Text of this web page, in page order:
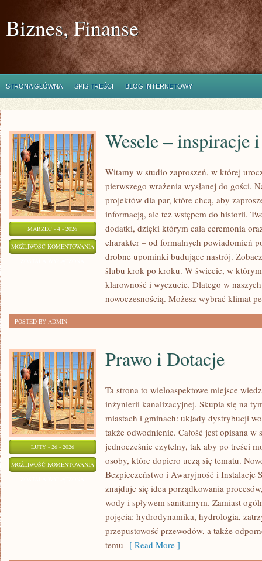
Biznes, Finanse
STRONA GŁÓWNA SPIS TREŚCI BLOG INTERNETOWY
MARZEC - 4 - 2026
MOŻLIWOŚĆ KOMENTOWANIA WESELE
INSPIRACJE
POMYSŁY
Wesele – inspiracje
Witamy w studio zaproszeń, w której
pierwszego wrażenia wysłanej do gości.
projektów dla par, które chcą, aby
informacją, ale też wstępem do historii.
dodatki, dzięki którym cała ceremonia
charakter – od formalnych powiadomień
drobne upominki budujące nastrój.
ślubu krok po kroku. W świecie, w
klarowność i wyczucie. Dlatego w
nowoczesnością. Możesz wybrać klimat
POSTED BY ADMIN
LUTY - 26 - 2026
MOŻLIWOŚĆ KOMENTOWANIA PRAWO
DOTACJE
Prawo i Dotacje
Ta strona to wieloaspektowe miejsce
inżynierii kanalizacyjnej. Skupia się na
miastach i gminach: układy dystrybucji
także odwodnienie. Całość jest opisana
jednocześnie czytelny, tak aby po treści
osoby, które dopiero uczą się tematu.
Bezpieczeństwo i Awaryjność i Instalacje
znajduje się idea porządkowania
wody i spływem sanitarnym. Zamiast
pojęcia: hydrodynamika, hydrologia,
przepustowość przewodów, a także
temu [ Read More ]